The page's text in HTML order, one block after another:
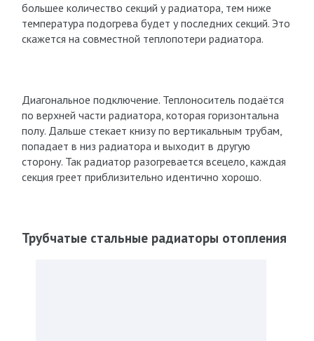
большее количество секций у радиатора, тем ниже
температура подогрева будет у последних секций. Это
скажется на совместной теплопотери радиатора.
Диагональное подключение. Теплоноситель подаётся
по верхней части радиатора, которая горизонтальна
полу. Дальше стекает книзу по вертикальным трубам,
попадает в низ радиатора и выходит в другую
сторону. Так радиатор разогревается всецело, каждая
секция греет приблизительно идентично хорошо.
Трубчатые стальные радиаторы отопления